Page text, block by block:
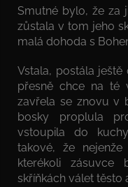
Smutné bylo, že za
zůstala v tom jeho
malá dohoda s
Vstala, postála
přesně chce na té
zavřela se znovu v
bosky proplula
vstoupila do
takové, že
kterékoli
skříňkách válet těsto